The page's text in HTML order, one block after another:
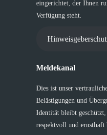
eingerichtet, der Ihnen
Verfügung steht.
Meldekanal
Dies ist unser
Belästigungen und
Identität bleibt
respektvoll und ernsthaft